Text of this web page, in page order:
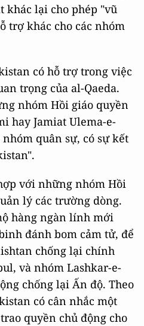
khác lại cho phép "vũ
trợ khác cho các nhóm
có hỗ trợ trong việc
trọng của al-Qaeda.
nhóm Hồi giáo quyền
hay Jamiat Ulema-e-
quân sự, có sự kết
với những nhóm Hồi
lý các trường dòng.
hàng ngàn lính mới
đánh bom cảm tử, để
chống lại chính
và nhóm Lashkar-e-
chống lại Ấn độ. Theo
có cân nhắc một
quyền chủ động cho